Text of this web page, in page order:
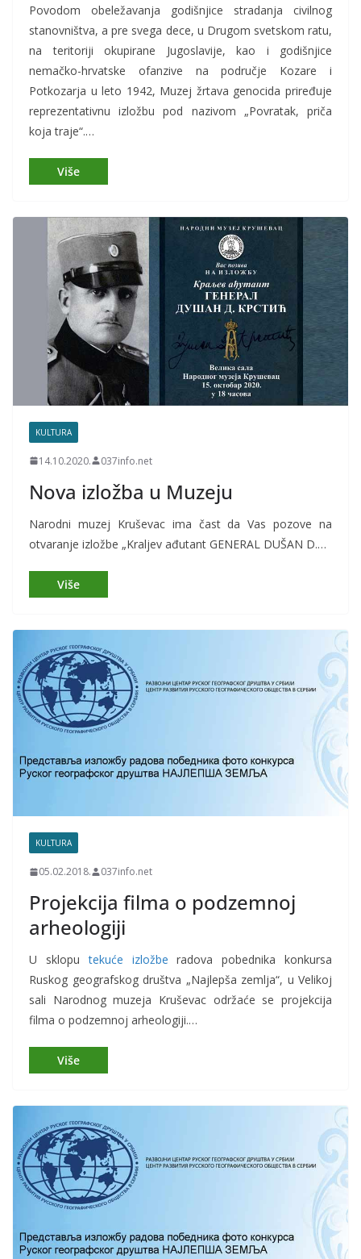
Povodom obeležavanja godišnjice stradanja civilnog
stanovništva, a pre svega dece, u Drugom svetskom ratu,
na teritoriji okupirane Jugoslavije, kao i godišnjice
nemačko-hrvatske ofanzive na područje Kozare i
Potkozarja u leto 1942, Muzej žrtava genocida priređuje
reprezentativnu izložbu pod nazivom „Povratak, priča
koja traje“.…
KULTURA
14.10.2020. 037info.net
Nova izložba u Muzeju
Narodni muzej Kruševac ima čast da Vas pozove na
otvaranje izložbe „Kraljev ađutant GENERAL DUŠAN D.…
KULTURA
05.02.2018. 037info.net
Projekcija filma o podzemnoj
arheologiji
U skloputekuće izložbe radova pobednika konkursa
Ruskog geografskog društva „Najlepša zemlja“, u Velikoj
sali Narodnog muzeja Kruševac održaće se projekcija
filma o podzemnoj arheologiji.…